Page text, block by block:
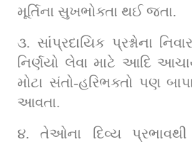
મૂર્તિના સુખભોક્તા થઈ જતા.
૩. સાંપ્રદાયિક પ્રશ્નોના
નિર્ણયો લેવા માટે આદિ
મોટા સંતો-હરિભક્તો પણ
આવતા.
૪. તેઓના દિવ્ય પ્રભાવથી